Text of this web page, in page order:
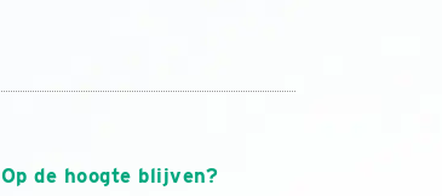
Op de hoogte blijven?